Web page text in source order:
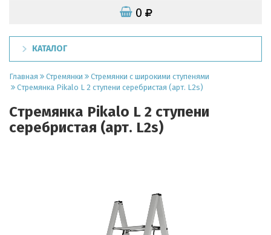
0
КАТАЛОГ
Главная Стремянки
Стремянки с широкими ступенями
Cтремянка Pikalo L 2 ступени серебристая (арт. L2s)
Cтремянка Pikalo L 2 ступени
серебристая (арт. L2s)